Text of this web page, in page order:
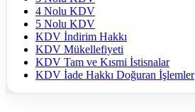
4 Nolu KDV
5 Nolu KDV
KDV İndirim Hakkı
KDV Mükellefiyeti
KDV Tam ve Kısmi İstisnalar
KDV İade Hakkı Doğuran İşlemler